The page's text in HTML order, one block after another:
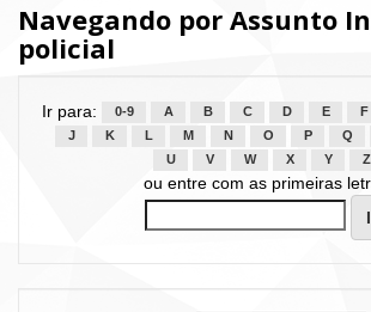
Navegando por Assunto
policial
Ir para: 0-9 A B C D E F
J
K L M N O P Q
U
V W X Y Z
ou entre com as primeiras